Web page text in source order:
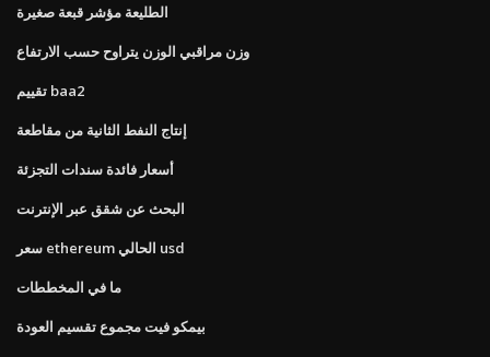
الطليعة مؤشر قبعة صغيرة
وزن مراقبي الوزن يتراوح حسب الارتفاع
تقييم baa2
إنتاج النفط الثانية من مقاطعة
أسعار فائدة سندات التجزئة
البحث عن شقق عبر الإنترنت
سعر ethereum الحالي usd
ما في المخططات
بيمكو فيت مجموع تقسيم العودة